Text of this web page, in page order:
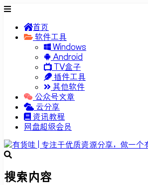
首页
软件工具
Windows
Android
TV盒子
插件工具
其他软件
公众号文章
云分享
资讯教程
网盘超级会员
搜索内容